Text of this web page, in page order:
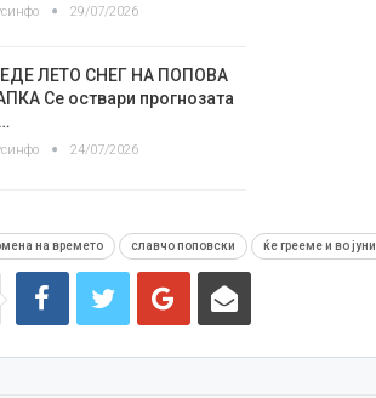
29/07/2026
ЛЕТО СНЕГ НА ПОПОВА
Се оствари прогнозата
24/07/2026
на времето славчо поповски ќе грееме и во јуни